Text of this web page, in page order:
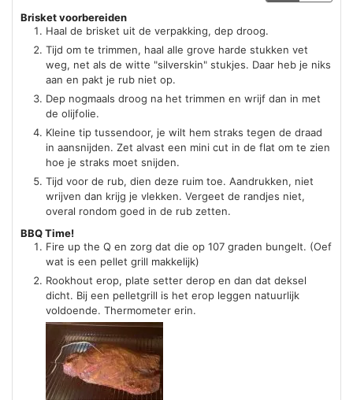
Brisket voorbereiden
Haal de brisket uit de verpakking, dep droog.
Tijd om te trimmen, haal alle grove harde stukken vet
weg, net als de witte "silverskin" stukjes. Daar heb je niks
aan en pakt je rub niet op.
Dep nogmaals droog na het trimmen en wrijf dan in met
de olijfolie.
Kleine tip tussendoor, je wilt hem straks tegen de draad
in aansnijden. Zet alvast een mini cut in de flat om te zien
hoe je straks moet snijden.
Tijd voor de rub, dien deze ruim toe. Aandrukken, niet
wrijven dan krijg je vlekken. Vergeet de randjes niet,
overal rondom goed in de rub zetten.
BBQ Time!
Fire up the Q en zorg dat die op 107 graden bungelt. (Oef
wat is een pellet grill makkelijk)
Rookhout erop, plate setter derop en dan dat deksel
dicht. Bij een pelletgrill is het erop leggen natuurlijk
voldoende. Thermometer erin.